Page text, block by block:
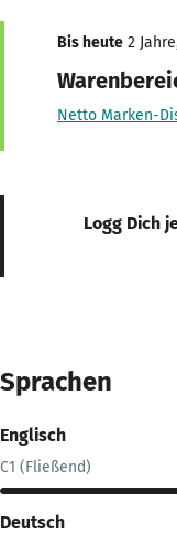
Bis heute 2
Netto Marken-
Logg Dich
Sprachen
Englisch
C1 (Fließend)
Deutsch